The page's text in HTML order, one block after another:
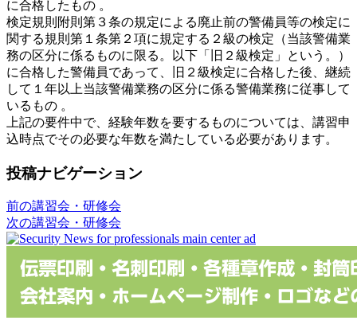
に合格したもの 。
検定規則附則第３条の規定による廃止前の警備員等の検定に
関する規則第１条第２項に規定する２級の検定（当該警備業
務の区分に係るものに限る。以下「旧２級検定」という。）
に合格した警備員であって、旧２級検定に合格した後、継続
して１年以上当該警備業務の区分に係る警備業務に従事して
いるもの 。
上記の要件中で、経験年数を要するものについては、講習申
込時点でその必要な年数を満たしている必要があります。
投稿ナビゲーション
前の講習会・研修会
次の講習会・研修会